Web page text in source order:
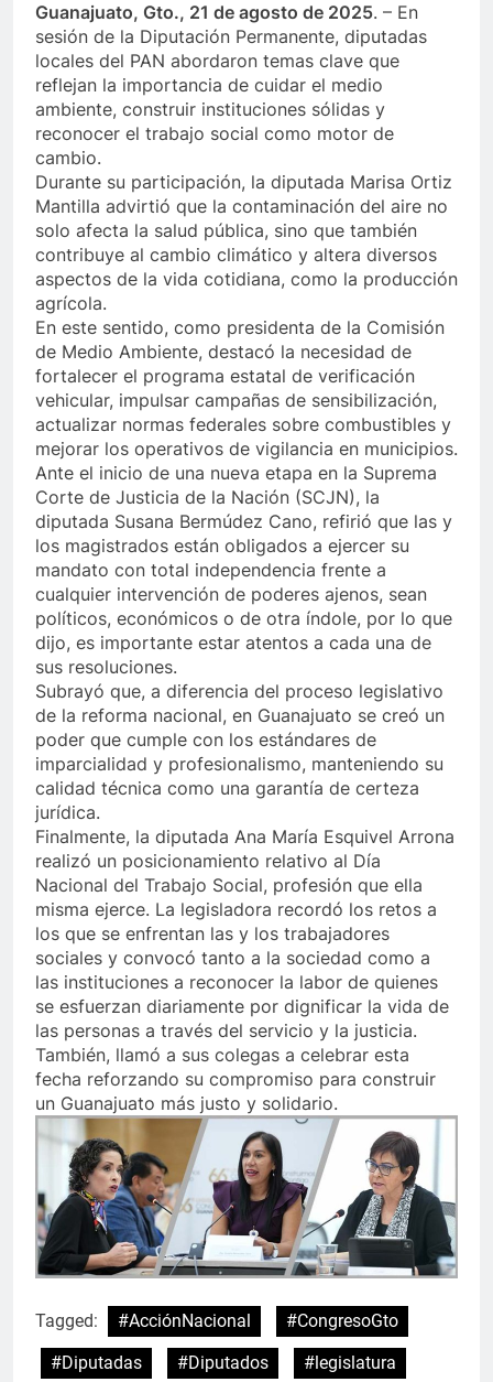
Guanajuato, Gto., 21 de agosto de 2025. – En
sesión de la Diputación Permanente, diputadas
locales del PAN abordaron temas clave que
reflejan la importancia de cuidar el medio
ambiente, construir instituciones sólidas y
reconocer el trabajo social como motor de
cambio.
Durante su participación, la diputada Marisa Ortiz
Mantilla advirtió que la contaminación del aire no
solo afecta la salud pública, sino que también
contribuye al cambio climático y altera diversos
aspectos de la vida cotidiana, como la producción
agrícola.
En este sentido, como presidenta de la Comisión
de Medio Ambiente, destacó la necesidad de
fortalecer el programa estatal de verificación
vehicular, impulsar campañas de sensibilización,
actualizar normas federales sobre combustibles y
mejorar los operativos de vigilancia en municipios.
Ante el inicio de una nueva etapa en la Suprema
Corte de Justicia de la Nación (SCJN), la
diputada Susana Bermúdez Cano, refirió que las y
los magistrados están obligados a ejercer su
mandato con total independencia frente a
cualquier intervención de poderes ajenos, sean
políticos, económicos o de otra índole, por lo que
dijo, es importante estar atentos a cada una de
sus resoluciones.
Subrayó que, a diferencia del proceso legislativo
de la reforma nacional, en Guanajuato se creó un
poder que cumple con los estándares de
imparcialidad y profesionalismo, manteniendo su
calidad técnica como una garantía de certeza
jurídica.
Finalmente, la diputada Ana María Esquivel Arrona
realizó un posicionamiento relativo al Día
Nacional del Trabajo Social, profesión que ella
misma ejerce. La legisladora recordó los retos a
los que se enfrentan las y los trabajadores
sociales y convocó tanto a la sociedad como a
las instituciones a reconocer la labor de quienes
se esfuerzan diariamente por dignificar la vida de
las personas a través del servicio y la justicia.
También, llamó a sus colegas a celebrar esta
fecha reforzando su compromiso para construir
un Guanajuato más justo y solidario.
Tagged: #AcciónNacional
#CongresoGto
#Diputadas
#Diputados #legislatura